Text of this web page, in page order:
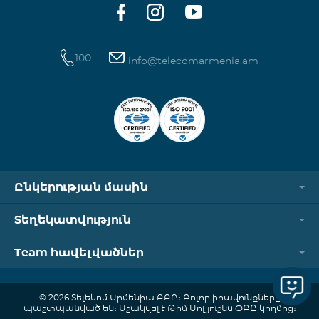
100 info@telecomarmenia.am
Ընկերության մասին
Տեղեկատվություն
Team հավելվածներ
© 2026 Տելեկոմ Արմենիա ԲԲԸ։ Բոլոր իրավունքները
պաշտպանված են։ Մշակվել է Թիմ Սոլյուշնս ՓԲԸ կողմից։